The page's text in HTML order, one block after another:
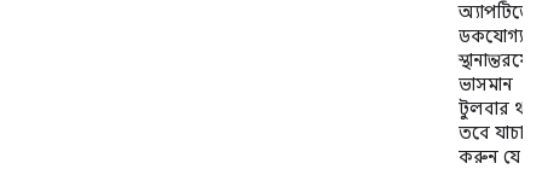
অ্যাপটিতে
ডকযোগ্য বা
ভাসমান
টুলবার
তবে যাচাই
করুন যে